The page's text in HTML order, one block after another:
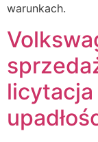
warunkach.
licytacja